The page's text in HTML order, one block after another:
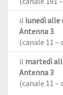
il lunedì alle
Antenna 3
(canale 11
il martedì
Antenna 3
(canale 11